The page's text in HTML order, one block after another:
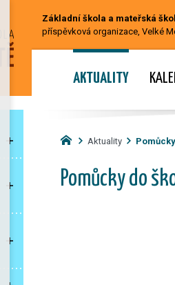
Základní škola a mateřská
příspěvková organizace, Velké
AKTUALITY
Aktuality
Pomůcky do